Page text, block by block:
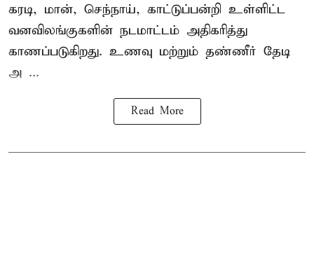
கரடி, மான், செந்நாய், காட்டுப்பன்றி உள்ளிட்ட
வனவிலங்குகளின் நடமாட்டம் அதிகரித்து
காணப்படுகிறது. உணவு மற்றும் தண்ணீர் தேடி
அ ...
Read More